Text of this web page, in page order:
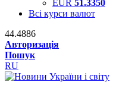
EUR 51.3350
Всі курси валют
44.4886
Авторизація
Пошук
RU